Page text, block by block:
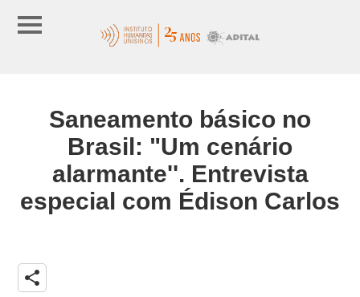
Saneamento básico no
Brasil: "Um cenário
alarmante''. Entrevista
especial com Édison Carlos
share